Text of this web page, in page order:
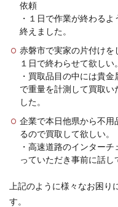
依頼
・１日で作業が終わる
終えました。
赤磐市で実家の片付けを
１日で終わらせて欲しい。
・買取品目の中には貴
で重量を計測して買取
した。
企業で本日他県から不用
るので買取して欲しい。
・高速道路のインター
っていただき事前に話し
上記のように様々なお困
す。